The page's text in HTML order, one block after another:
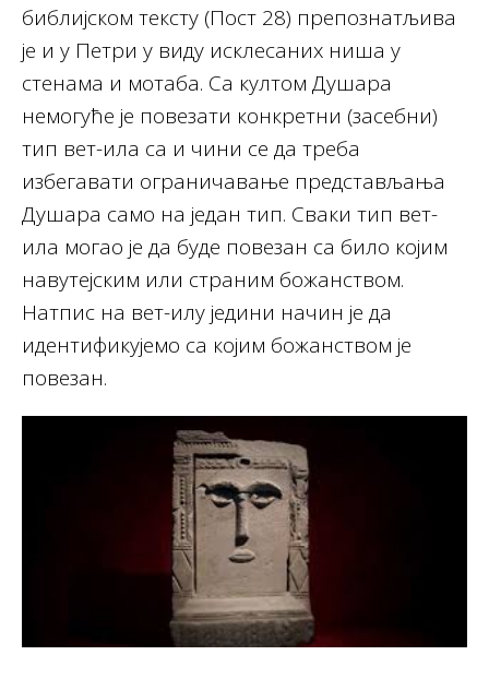
библијском тексту (Пост 28) препознатљива
је и у Петри у виду исклесаних ниша у
стенама и мотаба. Са култом Душара
немогуће је повезати конкретни (засебни)
тип вет-ила са и чини се да треба
избегавати ограничавање представљања
Душара само на један тип. Сваки тип вет-
ила могао је да буде повезан са било којим
навутејским или страним божанством.
Натпис на вет-илу једини начин је да
идентификујемо са којим божанством је
повезан.